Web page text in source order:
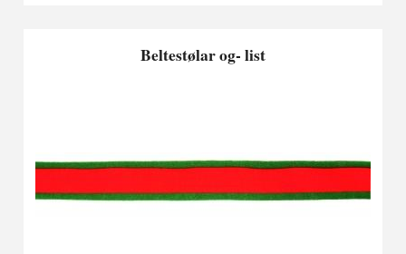
Beltestølar og- list